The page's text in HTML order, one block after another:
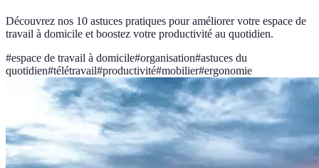
Découvrez nos 10 astuces pratiques pour améliorer votre espace de
travail à domicile et boostez votre productivité au quotidien.
#espace de travail à domicile#organisation#astuces du
quotidien#télétravail#productivité#mobilier#ergonomie